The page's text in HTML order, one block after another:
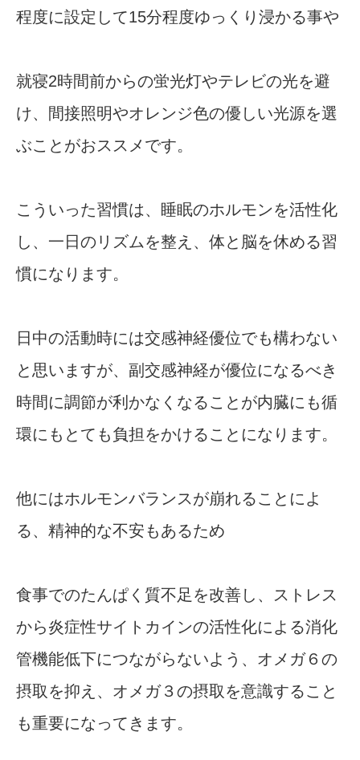
程度に設定して15分程度ゆっくり浸かる事や
就寝2時間前からの蛍光灯やテレビの光を避
け、間接照明やオレンジ色の優しい光源を選
ぶことがおススメです。
こういった習慣は、睡眠のホルモンを活性化
し、一日のリズムを整え、体と脳を休める習
慣になります。
日中の活動時には交感神経優位でも構わない
と思いますが、副交感神経が優位になるべき
時間に調節が利かなくなることが内臓にも循
環にもとても負担をかけることになります。
他にはホルモンバランスが崩れることによ
る、精神的な不安もあるため
食事でのたんぱく質不足を改善し、ストレス
から炎症性サイトカインの活性化による消化
管機能低下につながらないよう、オメガ６の
摂取を抑え、オメガ３の摂取を意識すること
も重要になってきます。